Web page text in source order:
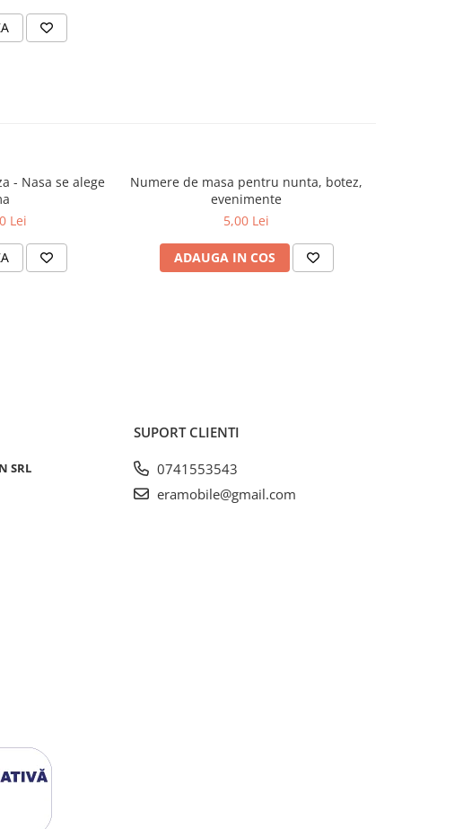
- Nasa se alege
Lei
Numere de masa pentru nunta, botez,
evenimente
5,00 Lei
ADAUGA IN COS
SRL
SUPORT CLIENTI
0741553543
eramobile@gmail.com